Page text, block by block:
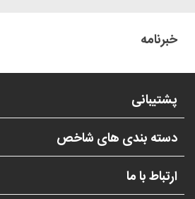
خبرنامه
پشتیبانی
دسته بندی های شاخص
ارتباط با ما